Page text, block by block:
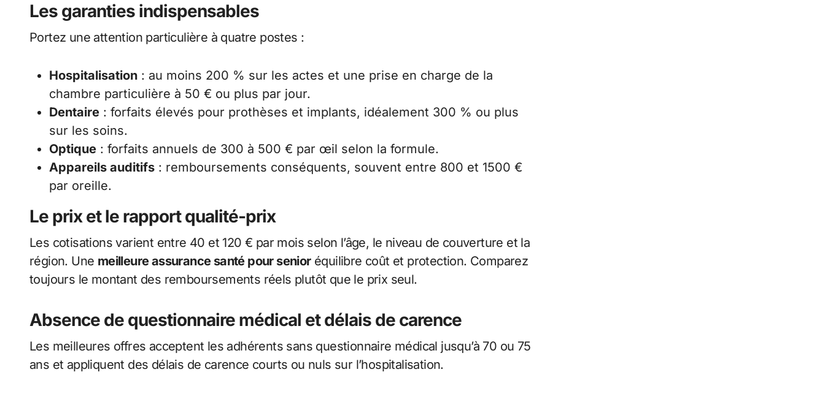
Les garanties indispensables
Portez une attention particulière à quatre postes :
Hospitalisation : au moins 200 % sur les actes et une prise en charge de la
chambre particulière à 50 € ou plus par jour.
Dentaire : forfaits élevés pour prothèses et implants, idéalement 300 % ou plus
sur les soins.
Optique : forfaits annuels de 300 à 500 € par œil selon la formule.
Appareils auditifs : remboursements conséquents, souvent entre 800 et 1500 €
par oreille.
Le prix et le rapport qualité-prix
Les cotisations varient entre 40 et 120 € par mois selon l’âge, le niveau de couverture et la
région. Une meilleure assurance santé pour senioréquilibre coût et protection. Comparez
toujours le montant des remboursements réels plutôt que le prix seul.
Absence de questionnaire médical et délais de carence
Les meilleures offres acceptent les adhérents sans questionnaire médical jusqu’à 70 ou 75
ans et appliquent des délais de carence courts ou nuls sur l’hospitalisation.